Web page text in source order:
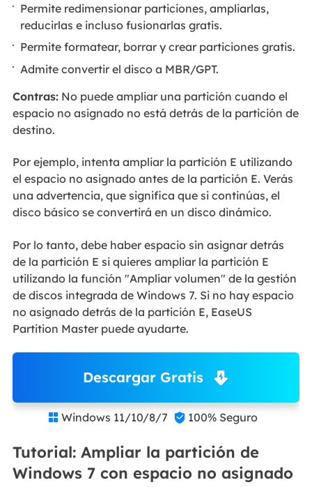
Permite redimensionar particiones, ampliarlas,
reducirlas e incluso fusionarlas gratis.
Permite formatear, borrar y crear particiones gratis.
Admite convertir el disco a MBR/GPT.
Contras:No puede ampliar una partición cuando el
espacio no asignado no está detrás de la partición de
destino.
Por ejemplo, intenta ampliar la partición E utilizando
el espacio no asignado antes de la partición E. Verás
una advertencia, que significa que si continúas, el
disco básico se convertirá en un disco dinámico.
Por lo tanto, debe haber espacio sin asignar detrás
de la partición E si quieres ampliar la partición E
utilizando la función "Ampliar volumen" de la gestión
de discos integrada de Windows 7. Si no hay espacio
no asignado detrás de la partición E, EaseUS
Partition Master puede ayudarte.
Descargar Gratis
 Windows 11/10/8/7  100% Seguro
Tutorial: Ampliar la partición de
Windows 7 con espacio no asignado